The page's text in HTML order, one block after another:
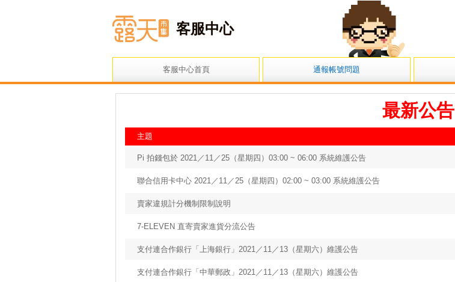
客服中心
小露露
客服中心首頁 通報帳號問題
最新公告
主題
Pi 拍錢包於 2021／11／25（星期四）03:00 ~ 06:00 系統維護公告
聯合信用卡中心 2021／11／25（星期四）02:00 ~ 03:00 系統維護公告
賣家違規計分機制限制說明
7-ELEVEN 直寄賣家進貨分流公告
支付連合作銀行「上海銀行」2021／11／13（星期六）維護公告
支付連合作銀行「中華郵政」2021／11／13（星期六）維護公告